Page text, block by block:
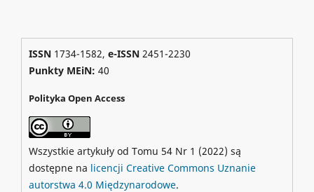
ISSN1734-1582, e-ISSN2451-2230
Punkty MEiN: 40
Polityka Open Access
Wszystkie artykuły od Tomu 54 Nr 1 (2022) są
dostępne na licencji Creative Commons Uznanie
autorstwa 4.0 Międzynarodowe.